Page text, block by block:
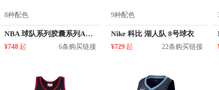
8种配色
NBA 球队系列胶囊系列AU篮球热身出场球员版涤纶棒球领单排扣夹克 6056-300-92CBU-RED
¥748 起 6条购买链接
9种配色
Nike 科比 湖人队 8号球衣
¥729 起 22条购买链接